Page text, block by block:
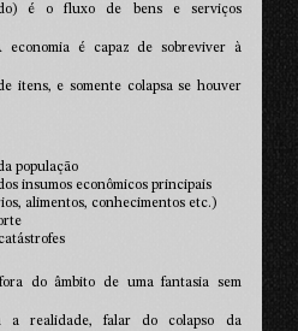
é o fluxo de bens e serviços
economia é capaz de sobreviver à
itens, e somente colapsa se houver
população
insumos econômicos principais
alimentos, conhecimentos etc.)
do âmbito de uma fantasia sem
a realidade, falar do colapso da